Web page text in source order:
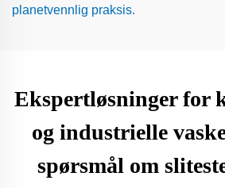
planetvennlig praksis.
Ekspertløsninger for
og industrielle
spørsmål om